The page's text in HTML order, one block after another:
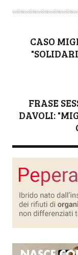
CASO
FRASE
DAVOLI: